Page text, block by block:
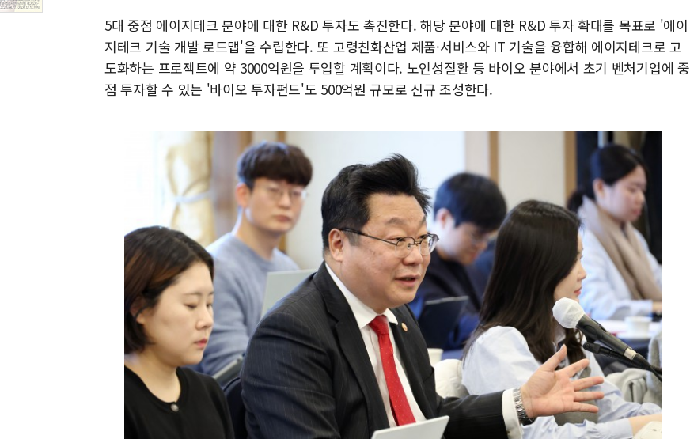
5대 중점 에이지테크 분야에 대한 R&D 투자도 촉진한다. 해당 분야에 대한 R&D 투자 확대를 목표로 '에이
지테크 기술 개발 로드맵'을 수립한다. 또 고령친화산업 제품·서비스와 IT 기술을 융합해 에이지테크로 고
도화하는 프로젝트에 약 3000억원을 투입할 계획이다. 노인성질환 등 바이오 분야에서 초기 벤처기업에 중
점 투자할 수 있는 '바이오 투자펀드'도 500억원 규모로 신규 조성한다.